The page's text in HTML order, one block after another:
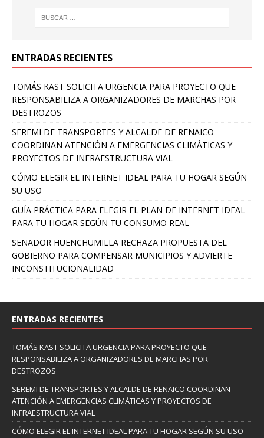
ENTRADAS RECIENTES
TOMÁS KAST SOLICITA URGENCIA PARA PROYECTO QUE
RESPONSABILIZA A ORGANIZADORES DE MARCHAS POR
DESTROZOS
SEREMI DE TRANSPORTES Y ALCALDE DE RENAICO
COORDINAN ATENCIÓN A EMERGENCIAS CLIMÁTICAS Y
PROYECTOS DE INFRAESTRUCTURA VIAL
CÓMO ELEGIR EL INTERNET IDEAL PARA TU HOGAR SEGÚN
SU USO
GUÍA PRÁCTICA PARA ELEGIR EL PLAN DE INTERNET IDEAL
PARA TU HOGAR SEGÚN TU CONSUMO REAL
SENADOR HUENCHUMILLA RECHAZA PROPUESTA DEL
GOBIERNO PARA COMPENSAR MUNICIPIOS Y ADVIERTE
INCONSTITUCIONALIDAD
ENTRADAS RECIENTES
TOMÁS KAST SOLICITA URGENCIA PARA PROYECTO QUE
RESPONSABILIZA A ORGANIZADORES DE MARCHAS POR
DESTROZOS
SEREMI DE TRANSPORTES Y ALCALDE DE RENAICO COORDINAN
ATENCIÓN A EMERGENCIAS CLIMÁTICAS Y PROYECTOS DE
INFRAESTRUCTURA VIAL
CÓMO ELEGIR EL INTERNET IDEAL PARA TU HOGAR SEGÚN SU USO